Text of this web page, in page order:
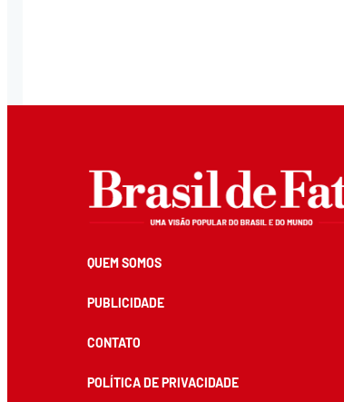
QUEM SOMOS
PUBLICIDADE
CONTATO
POLÍTICA DE PRIVACIDADE